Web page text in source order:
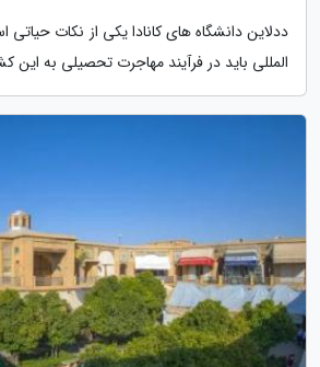
ددلاین دانشگاه های کانادا یکی از نکات
المللی باید در فرآیند مهاجرت تحصیلی به این